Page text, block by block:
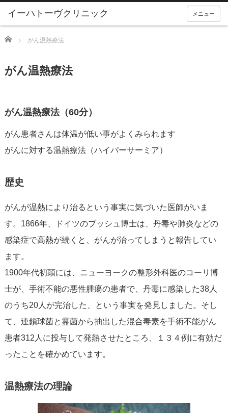
メニュー
Home がん温熱療法
がん温熱療法
がん温熱療法（60分）
がん患者さんは体温が低い事がよくみられます
がんに対する温熱療法（ハイパーサーミア）
歴史
がんが温熱により治るという事実に気づいた医師がいま
す。1866年、ドイツのブッシュ博士は、丹毒や肺炎などの
感染症で高熱が続くと、がんが治ってしまうと報告してい
ます。
1900年代初頭には、ニューヨークの整形外科医のコーリ博
士が、手術不能の悪性腫瘍の患者で、丹毒に感染した38人
のうち20人が完治した、という事実を発見しました。そし
て、連鎖球菌と霊菌から抽出した混合毒素を手術不能がん
患者312人に投与して発熱させたところ、１３４例に有効だ
ったことを確かめています。
温熱療法の理論